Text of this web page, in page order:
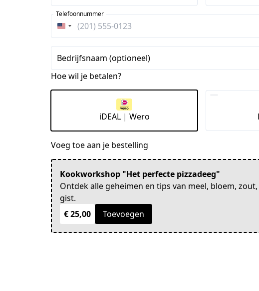
Verenigde
Staten
+1
Telefoonnummer
Bedrijfsnaam (optioneel)
Hoe wil je betalen?
iDEAL | Wero
Voeg toe aan je bestelling
Kookworkshop "Het perfecte pizzadeeg"
Ontdek alle geheimen en tips van meel, bloem,
gist.
€ 25,00
Toevoegen